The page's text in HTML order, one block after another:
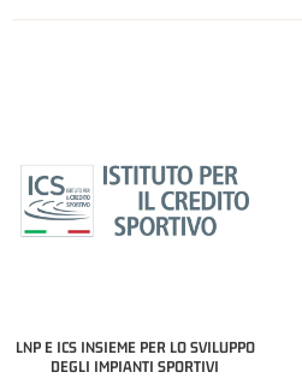
LNP E ICS INSIEME PER LO SVILUPPO
DEGLI IMPIANTI SPORTIVI